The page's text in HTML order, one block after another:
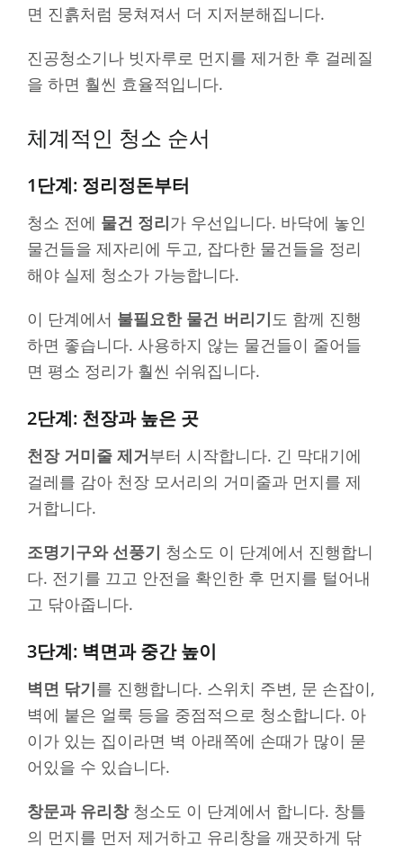
면 진흙처럼 뭉쳐져서 더 지저분해집니다.
진공청소기나 빗자루로 먼지를 제거한 후 걸레질
을 하면 훨씬 효율적입니다.
체계적인 청소 순서
1단계: 정리정돈부터
청소 전에 물건 정리가 우선입니다. 바닥에 놓인
물건들을 제자리에 두고, 잡다한 물건들을 정리
해야 실제 청소가 가능합니다.
이 단계에서 불필요한 물건 버리기도 함께 진행
하면 좋습니다. 사용하지 않는 물건들이 줄어들
면 평소 정리가 훨씬 쉬워집니다.
2단계: 천장과 높은 곳
천장 거미줄 제거부터 시작합니다. 긴 막대기에
걸레를 감아 천장 모서리의 거미줄과 먼지를 제
거합니다.
조명기구와 선풍기 청소도 이 단계에서 진행합니
다. 전기를 끄고 안전을 확인한 후 먼지를 털어내
고 닦아줍니다.
3단계: 벽면과 중간 높이
벽면 닦기를 진행합니다. 스위치 주변, 문 손잡이,
벽에 붙은 얼룩 등을 중점적으로 청소합니다. 아
이가 있는 집이라면 벽 아래쪽에 손때가 많이 묻
어있을 수 있습니다.
창문과 유리창청소도 이 단계에서 합니다. 창틀
의 먼지를 먼저 제거하고 유리창을 깨끗하게 닦